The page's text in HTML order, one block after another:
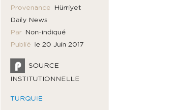
Provenance
Hürriyet
Daily News
Par Non-indiqué
Publié
le 20 Juin 2017
SOURCE
INSTITUTIONNELLE
TURQUIE